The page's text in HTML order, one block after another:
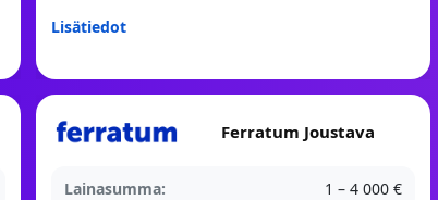
Lisätiedot
Ferratum Joustava
Lainasumma: 1 – 4 000 €